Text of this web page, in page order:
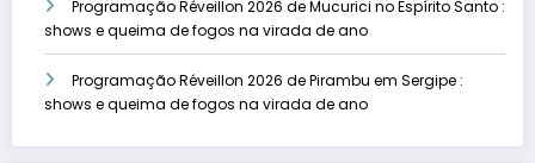
Programação Réveillon 2026 de Mucurici no Espírito Santo :
shows e queima de fogos na virada de ano
Programação Réveillon 2026 de Pirambu em Sergipe :
shows e queima de fogos na virada de ano